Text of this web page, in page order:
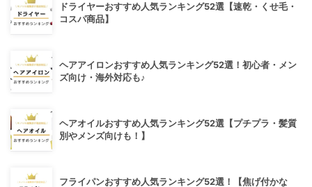
ドライヤーおすすめ人気ランキング52選【速乾・くせ毛・
コスパ商品】
ヘアアイロンおすすめ人気ランキング52選！初心者・メン
ズ向け・海外対応も♪
ヘアオイルおすすめ人気ランキング52選【プチプラ・髪質
別やメンズ向けも！】
フライパンおすすめ人気ランキング52選！【焦げ付かな